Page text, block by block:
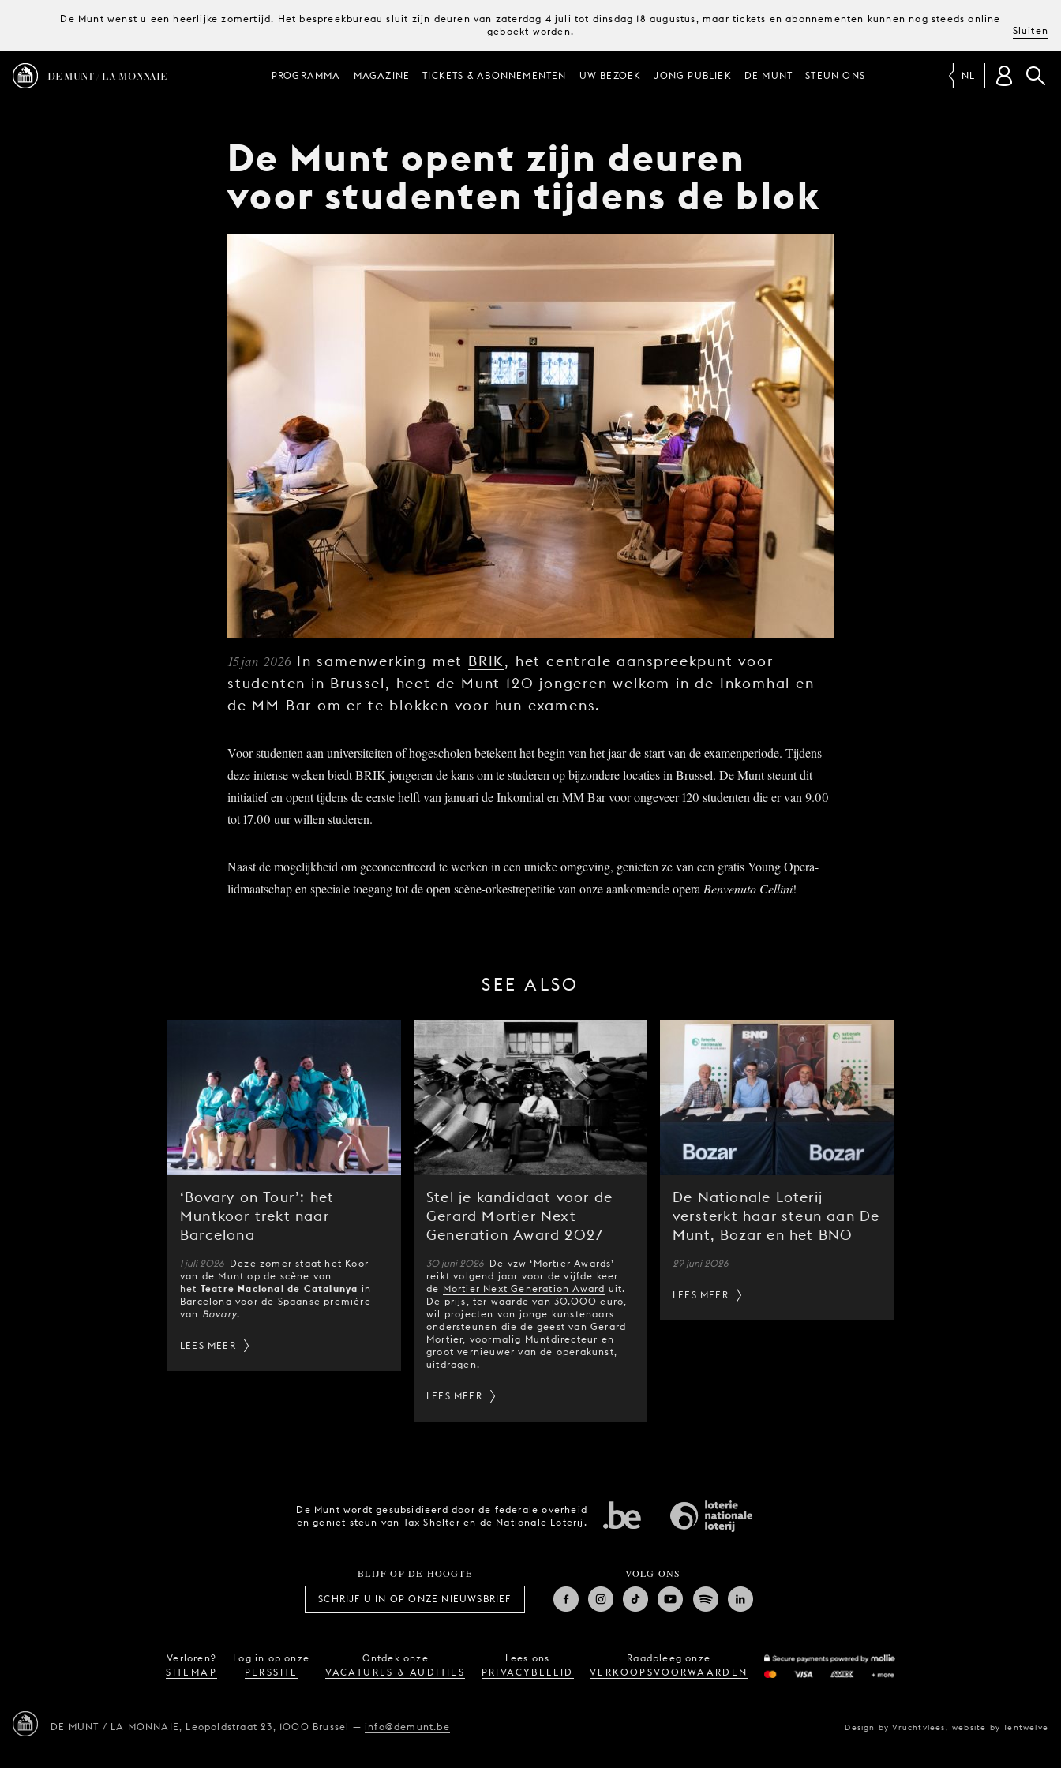
De Munt wenst u een heerlijke zomertijd. Het bespreekbureau sluit zijn deuren van zaterdag 4 juli tot dinsdag 18 augustus, maar tickets en abonnementen kunnen nog steeds online
geboekt worden.
Sluiten
DE MUNT / LA MONNAIE PROGRAMMA MAGAZINE TICKETS & ABONNEMENTEN UW BEZOEK JONG PUBLIEK DE MUNT STEUN ONS NL
De Munt opent zijn deuren
voor studenten tijdens de blok
15 jan 2026 In samenwerking met BRIK, het centrale aanspreekpunt voor
studenten in Brussel, heet de Munt 120 jongeren welkom in de Inkomhal en
de MM Bar om er te blokken voor hun examens.
Voor studenten aan universiteiten of hogescholen betekent het begin van het jaar de start van de examenperiode. Tijdens
deze intense weken biedt BRIK jongeren de kans om te studeren op bijzondere locaties in Brussel. De Munt steunt dit
initiatief en opent tijdens de eerste helft van januari de Inkomhal en MM Bar voor ongeveer 120 studenten die er van 9.00
tot 17.00 uur willen studeren.
Naast de mogelijkheid om geconcentreerd te werken in een unieke omgeving, genieten ze van een gratisYoung Opera-
lidmaatschap en speciale toegang tot de open scène-orkestrepetitie van onze aankomende opera Benvenuto Cellini!
SEE ALSO
‘Bovary on Tour’: het
Muntkoor trekt naar
Barcelona
1 juli 2026 Deze zomer staat het Koor
van de Munt op de scène van
het Teatre Nacional de Catalunya in
Barcelona voor de Spaanse première
van Bovary.
LEES MEER
Stel je kandidaat voor de
Gerard Mortier Next
Generation Award 2027
30 juni 2026 De vzw ‘Mortier Awards’
reikt volgend jaar voor de vijfde keer
de Mortier Next Generation Award uit.
De prijs, ter waarde van 30.000 euro,
wil projecten van jonge kunstenaars
ondersteunen die de geest van Gerard
Mortier, voormalig Muntdirecteur en
groot vernieuwer van de operakunst,
uitdragen.
LEES MEER
De Nationale Loterij
versterkt haar steun aan De
Munt, Bozar en het BNO
29 juni 2026
LEES MEER
De Munt wordt gesubsidieerd door de federale overheid
en geniet steun van Tax Shelter en de Nationale Loterij.
BLIJF OP DE HOOGTE
SCHRIJF U IN OP ONZE NIEUWSBRIEF
VOLG ONS
Verloren?
SITEMAP
Log in op onze
PERSSITE
Ontdek onze
VACATURES & AUDITIES
Lees ons
PRIVACYBELEID
Raadpleeg onze
VERKOOPSVOORWAARDEN
DE MUNT / LA MONNAIE, Leopoldstraat 23, 1000 Brussel —info@demunt.be Design byVruchtvlees website byTentwelve